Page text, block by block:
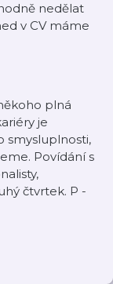
nedělat
v CV máme
plná
je
smysluplnosti,
Povídání s
čtvrtek. P -